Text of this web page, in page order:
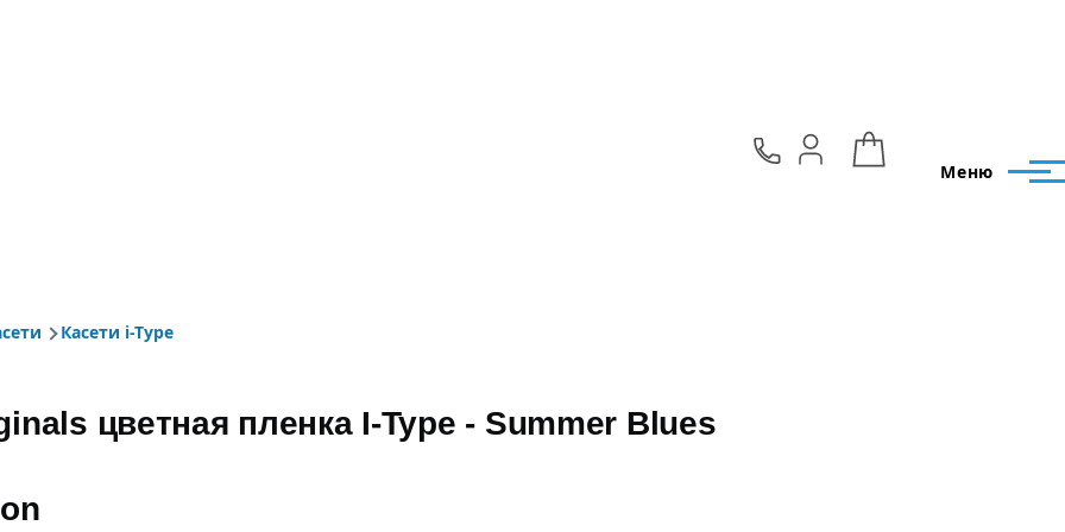
Меню
Касети i-Type
цветная пленка I-Type - Summer Blues